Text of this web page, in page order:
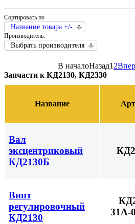
Сортировать по
Название товара +/-
Производитель:
Выбрать производителя
В началоНазад1 2
Запчасти к КД2130, КД2330
Название
Вал
эксцентриковый
КД2130Б
Винт
регулировочный
КД2130
31А-